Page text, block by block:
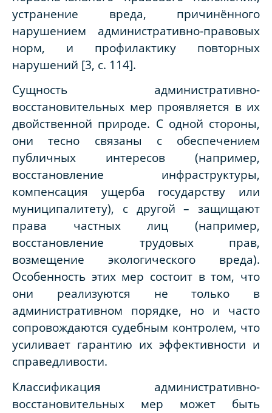
устранение вреда, причинённого
нарушением административно-правовых
норм, и профилактику повторных
нарушений [3, c. 114].
Сущность административно-
восстановительных мер проявляется в их
двойственной природе. С одной стороны,
они тесно связаны с обеспечением
публичных интересов (например,
восстановление инфраструктуры,
компенсация ущерба государству или
муниципалитету), с другой – защищают
права частных лиц (например,
восстановление трудовых прав,
возмещение экологического вреда).
Особенность этих мер состоит в том, что
они реализуются не только в
административном порядке, но и часто
сопровождаются судебным контролем, что
усиливает гарантию их эффективности и
справедливости.
Классификация административно-
восстановительных мер может быть